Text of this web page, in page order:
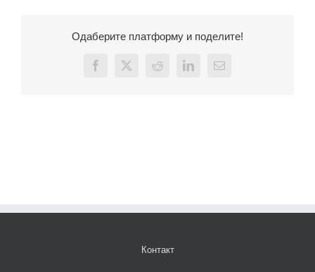
Одаберите платформу и поделите!
Facebook
X Reddit LinkedInEmail
Контакт